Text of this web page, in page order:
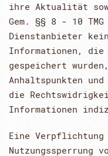
ihre Aktualität
Gem. §§ 8 - 10
Dienstanbieter
Informationen,
gespeichert
Anhaltspunkten
die
Informationen
Eine
Nutzungssperrung